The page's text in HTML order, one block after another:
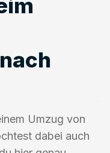
Umzug von
dabei auch